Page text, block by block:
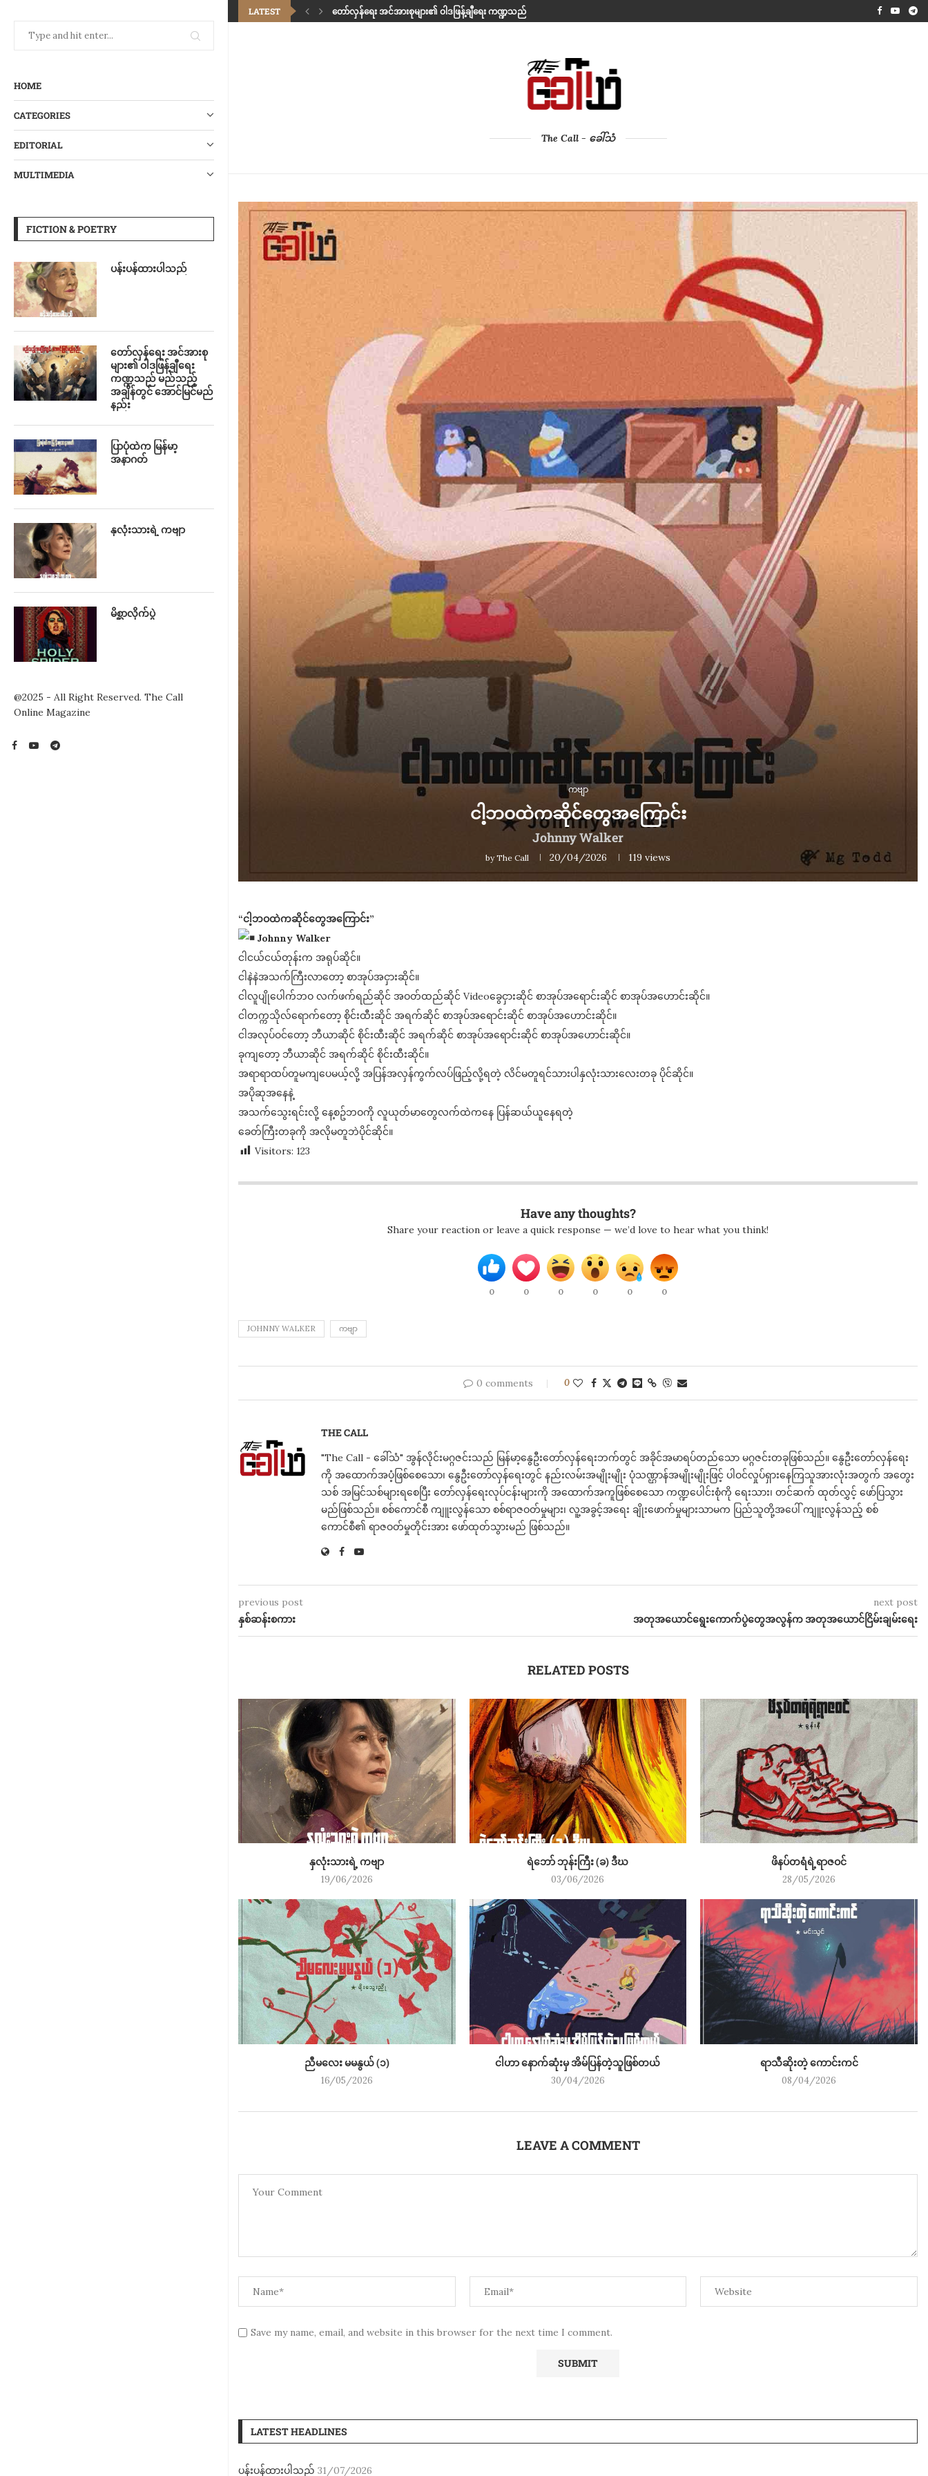
HOME
CATEGORIES
EDITORIAL
MULTIMEDIA
FICTION & POETRY
ပန်းပန်ထားပါသည်
တော်လှန်ရေး အင်အားစု
များ၏ ဝါဒဖြန့်ချီရေး
ကဏ္ဍသည် မည်သည့်
အချိန်တွင် အောင်မြင်မည်
နည်း
ပြာပုံထဲက မြန်မာ့
အနာဂတ်
နှလုံးသားရဲ့ ကဗျာ
မိစ္ဆာလိုက်ပွဲ
@2025 - All Right Reserved. The Call
Online Magazine
LATEST
ပြာပုံထဲက မြန်မာ့အနာဂတ်
The Call - ခေါ်သံ
ကဗျာ
ငါ့ဘဝထဲကဆိုင်တွေအကြောင်း
Johnny Walker
byThe Call 20/04/2026 119 views
“ငါ့ဘဝထဲကဆိုင်တွေအကြောင်း”
Johnny Walker
ငါငယ်ငယ်တုန်းက အရုပ်ဆိုင်။
ငါနဲနဲအသက်ကြီးလာတော့ စာအုပ်အငှားဆိုင်။
ငါလူပျိုပေါက်ဘဝ လက်ဖက်ရည်ဆိုင် အဝတ်ထည်ဆိုင် Videoခွေငှားဆိုင် စာအုပ်အရောင်းဆိုင် စာအုပ်အဟောင်းဆိုင်။
ငါတက္ကသိုလ်ရောက်တော့ စိုင်းထီးဆိုင် အရက်ဆိုင် စာအုပ်အရောင်းဆိုင် စာအုပ်အဟောင်းဆိုင်။
ငါအလုပ်ဝင်တော့ ဘီယာဆိုင် စိုင်းထီးဆိုင် အရက်ဆိုင် စာအုပ်အရောင်းဆိုင် စာအုပ်အဟောင်းဆိုင်။
ခုကျတော့ ဘီယာဆိုင် အရက်ဆိုင် စိုင်းထီးဆိုင်။
အရာရာထပ်တူမကျပေမယ့်လို့ အပြန်အလှန်ကွက်လပ်ဖြည့်လို့ရတဲ့ လိင်မတူရင်သားပါနှလုံးသားလေးတခု ပိုင်ဆိုင်။
အပိုဆုအနေနဲ့
အသက်သွေးရင်းလို့ နေ့စဥ်ဘဝကို လူယုတ်မာတွေလက်ထဲကနေ ပြန်ဆယ်ယူနေရတဲ့
ခေတ်ကြီးတခုကို အလိုမတူဘဲပိုင်ဆိုင်။
Visitors: 123
Have any thoughts?
Share your reaction or leave a quick response — we’d love to hear what you think!
0 0 0 0 0 0
JOHNNY WALKER ကဗျာ
0 comments 0
THE CALL
"The Call - ခေါ်သံ" အွန်လိုင်းမဂ္ဂဇင်းသည် မြန်မာ့နွေဦးတော်လှန်ရေးဘက်တွင် အခိုင်အမာရပ်တည်သော မဂ္ဂဇင်းတခုဖြစ်သည်။ နွေဦးတော်လှန်ရေး
ကို အထောက်အပံ့ဖြစ်စေသော၊ နွေဦးတော်လှန်ရေးတွင် နည်းလမ်းအမျိုးမျိုး ပုံသဏ္ဌာန်အမျိုးမျိုးဖြင့် ပါဝင်လှုပ်ရှားနေကြသူအားလုံးအတွက် အတွေး
သစ် အမြင်သစ်များရစေပြီး တော်လှန်ရေးလုပ်ငန်းများကို အထောက်အကူဖြစ်စေသော ကဏ္ဍပေါင်းစုံကို ရေးသား၊ တင်ဆက် ထုတ်လွှင့် ဖော်ပြသွား
မည်ဖြစ်သည်။ စစ်ကောင်စီ ကျူးလွန်သော စစ်ရာဇဝတ်မှုများ၊ လူ့အခွင့်အရေး ချိုးဖောက်မှုများသာမက ပြည်သူတို့အ​ပေါ် ကျူးလွန်သည့် စစ်​
ကောင်စီ၏ ရာဇဝတ်မှုတိုင်းအား ​ဖော်ထုတ်သွားမည် ဖြစ်သည်။
previous post
နှစ်ဆန်းစကား
next post
အတုအယောင်ရွေးကောက်ပွဲတွေအလွန်က အတုအယောင်ငြိမ်းချမ်းရေး
RELATED POSTS
နှလုံးသားရဲ့ ကဗျာ
19/06/2026
ရဲဘော် ဘုန်းကြီး (ခ) ဒီဃ
03/06/2026
ဖိနပ်တရံရဲ့ရာဇဝင်
28/05/2026
ညီမလေး မမနွယ် (၁)
16/05/2026
ငါဟာ နောက်ဆုံးမှ အိမ်ပြန်တဲ့သူဖြစ်တယ်
30/04/2026
ရာသီဆိုးတဲ့ ကောင်းကင်
08/04/2026
LEAVE A COMMENT
Save my name, email, and website in this browser for the next time I comment.
LATEST HEADLINES
ပန်းပန်ထားပါသည် 31/07/2026